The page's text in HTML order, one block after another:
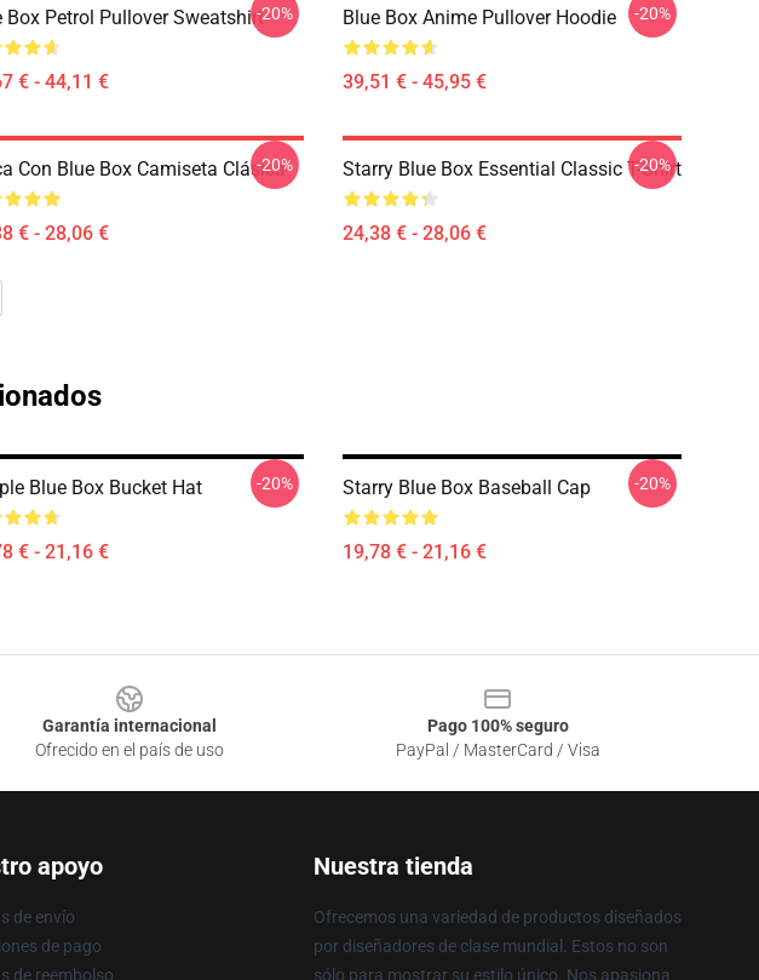
Box Petrol Pullover Sweatshirt
€ - 44,11 €
-20% Blue Box Anime Pullover Hoodie
39,51 € - 45,95 €
-20%
Con Blue Box Camiseta Clásica
€ - 28,06 €
-20% Starry Blue Box Essential Classic T-Shirt
24,38 € - 28,06 €
-20%
Blue Box Bucket Hat
€ - 21,16 €
-20% Starry Blue Box Baseball Cap
19,78 € - 21,16 €
-20%
Garantía internacional
Ofrecido en el país de uso
Pago 100% seguro
PayPal / MasterCard / Visa
apoyo
de envío
de pago
de reembolso
Nuestra tienda
Ofrecemos una variedad de productos diseñados
por diseñadores de clase mundial. Estos no son
sólo para mostrar su estilo único. Nos apasiona